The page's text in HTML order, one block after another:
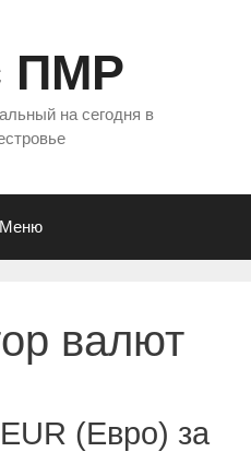
ПМР
на сегодня в
Меню
валют
(Евро) за